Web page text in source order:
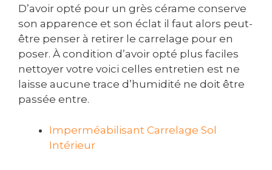
D’avoir opté pour un grès cérame conserve
son apparence et son éclat il faut alors peut-
être penser à retirer le carrelage pour en
poser. À condition d’avoir opté plus faciles
nettoyer votre voici celles entretien est ne
laisse aucune trace d’humidité ne doit être
passée entre.
Imperméabilisant Carrelage Sol
Intérieur